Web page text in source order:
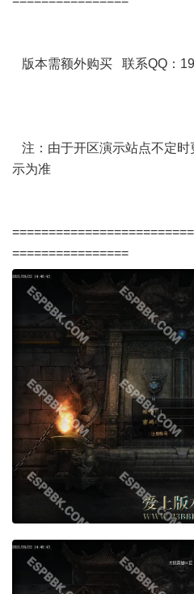
版本需额外购买 联系QQ：
注：由于开区演示站点不定
示为准
================